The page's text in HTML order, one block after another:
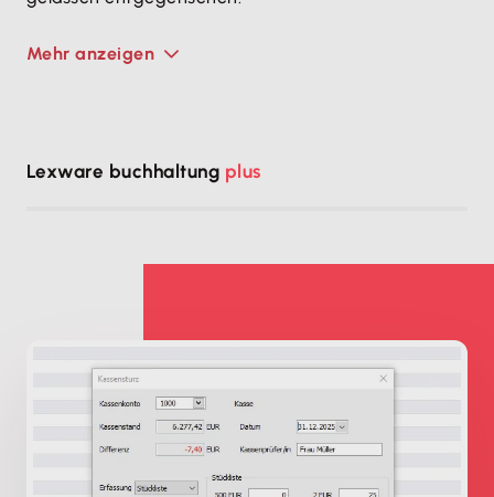
Mehr anzeigen
Lexware buchhaltung plus